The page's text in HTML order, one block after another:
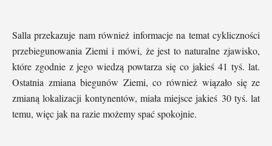
Salla przekazuje nam również informacje na temat cykliczności
przebiegunowania Ziemi i mówi, że jest to naturalne zjawisko,
które zgodnie z jego wiedzą powtarza się co jakieś 41 tyś. lat.
Ostatnia zmiana biegunów Ziemi, co również wiązało się ze
zmianą lokalizacji kontynentów, miała miejsce jakieś 30 tyś. lat
temu, więc jak na razie możemy spać spokojnie.